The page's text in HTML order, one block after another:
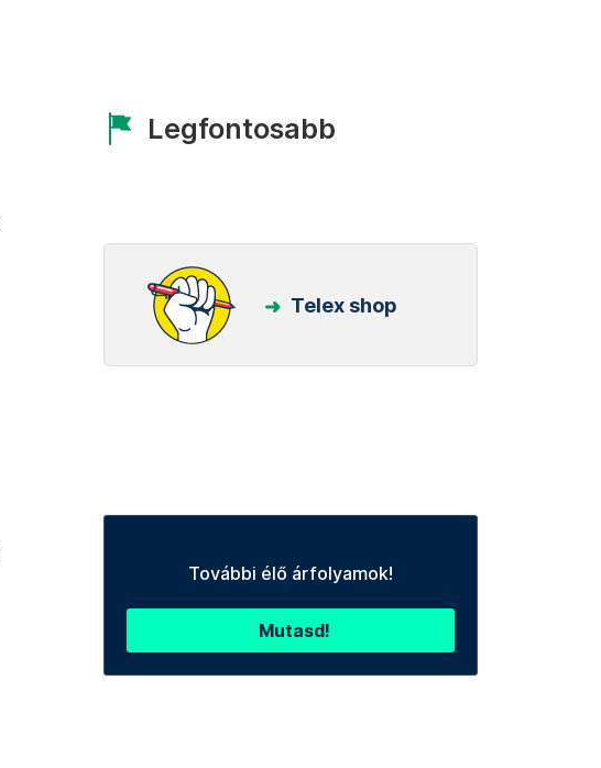
Legfontosabb
Telex shop
További élő árfolyamok!
Mutasd!